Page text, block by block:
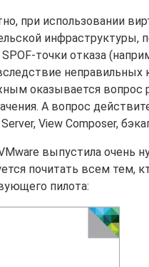
при использовании
точки отказа
неправильных
оказывается вопрос
А вопрос
View Composer,
выпустила очень
почитать всем тем,
пилота: